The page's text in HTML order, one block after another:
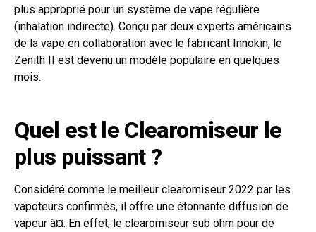
plus approprié pour un système de vape régulière
(inhalation indirecte). Conçu par deux experts américains
de la vape en collaboration avec le fabricant Innokin, le
Zenith II est devenu un modèle populaire en quelques
mois.
Quel est le Clearomiseur le
plus puissant ?
Considéré comme le meilleur clearomiseur 2022 par les
vapoteurs confirmés, il offre une étonnante diffusion de
vapeur â¤. En effet, le clearomiseur sub ohm pour de